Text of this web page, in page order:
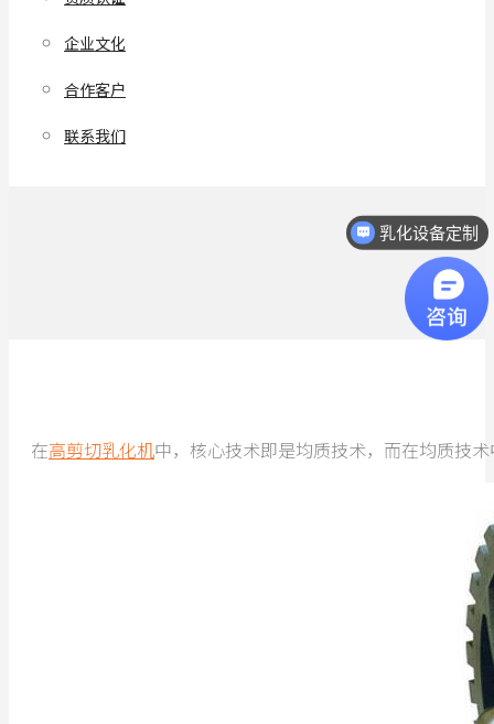
企业文化
合作客户
联系我们
在高剪切乳化机中，核心技术即是均质技术，而在均质技
乳化设备定制